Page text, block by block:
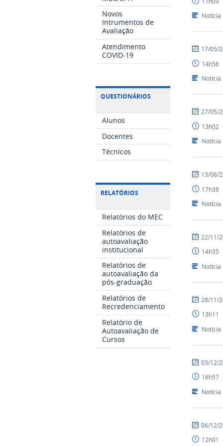
Novos
Intrumentos de
Avaliação
Atendimento
COVID-19
QUESTIONÁRIOS
Alunos
Docentes
Técnicos
RELATÓRIOS
Relatórios do MEC
Relatórios de
autoavaliação
institucional
Relatórios de
autoavaliação da
pós-graduação
Relatórios de
Recredenciamento
Relatório de
Autoavaliação de
Cursos
Notícia
por
publicado
17/05/
14h56
Notícia
por
publicado
27/05/
13h02
Notícia
por
publicado
13/06/
17h38
Notícia
por
publicado
22/11/
14h35
Notícia
por
publicado
28/11/
13h11
Notícia
por
publicado
03/12/
16h57
Notícia
por
publicado
06/12/
12h01